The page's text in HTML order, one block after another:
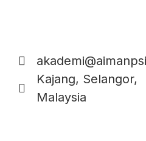
Kajang, Selangor,
Malaysia